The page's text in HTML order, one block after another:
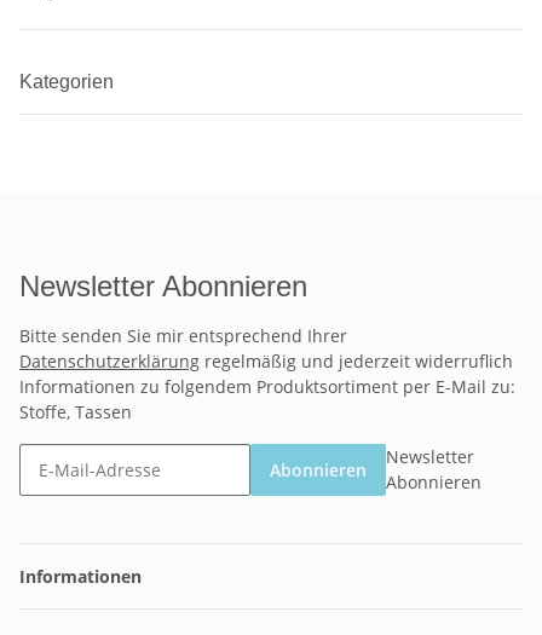
Kategorien
Newsletter Abonnieren
Bitte senden Sie mir entsprechend Ihrer
Datenschutzerklärung regelmäßig und jederzeit widerruflich
Informationen zu folgendem Produktsortiment per E-Mail zu:
Stoffe, Tassen
Abonnieren
Newsletter
Abonnieren
Informationen